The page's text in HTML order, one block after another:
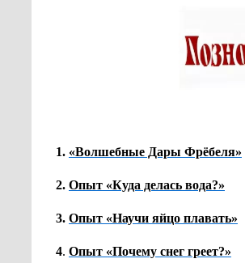
1. «Волшебные Дары Фрёбеля»
2. Опыт «Куда делась вода?»
3. Опыт «Научи яйцо плавать»
4. Опыт «Почему снег греет?»